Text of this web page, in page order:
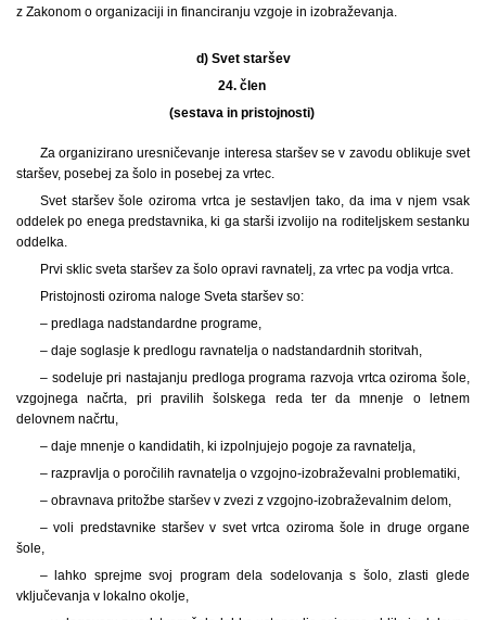
z Zakonom o organizaciji in financiranju vzgoje in izobraževanja.
d) Svet staršev
24. člen
(sestava in pristojnosti)
Za organizirano uresničevanje interesa staršev se v zavodu oblikuje svet
staršev, posebej za šolo in posebej za vrtec.
Svet staršev šole oziroma vrtca je sestavljen tako, da ima v njem vsak
oddelek po enega predstavnika, ki ga starši izvolijo na roditeljskem sestanku
oddelka.
Prvi sklic sveta staršev za šolo opravi ravnatelj, za vrtec pa vodja vrtca.
Pristojnosti oziroma naloge Sveta staršev so:
– predlaga nadstandardne programe,
– daje soglasje k predlogu ravnatelja o nadstandardnih storitvah,
– sodeluje pri nastajanju predloga programa razvoja vrtca oziroma šole,
vzgojnega načrta, pri pravilih šolskega reda ter da mnenje o letnem
delovnem načrtu,
– daje mnenje o kandidatih, ki izpolnjujejo pogoje za ravnatelja,
– razpravlja o poročilih ravnatelja o vzgojno-izobraževalni problematiki,
– obravnava pritožbe staršev v zvezi z vzgojno-izobraževalnim delom,
– voli predstavnike staršev v svet vrtca oziroma šole in druge organe
šole,
– lahko sprejme svoj program dela sodelovanja s šolo, zlasti glede
vključevanja v lokalno okolje,